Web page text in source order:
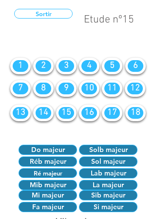
Sortir Etude nº15
1 2 3 4 5 6
7 8 9 10 11 12
13 14 15 16 17 18
Do majeur
Solb majeur
Réb majeur
Sol majeur
Ré majeur
Lab majeur
Mib majeur
Mi majeur
La majeur
Sib majeur
Fa majeur
Si majeur